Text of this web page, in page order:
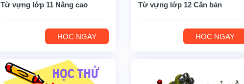
Từ vựng lớp 11 Nâng cao
HỌC NGAY
Từ vựng lớp 12 Căn bản
HỌC NGAY